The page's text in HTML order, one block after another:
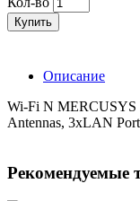
Купить
Описание
Wi-Fi N MERCUSYS
Antennas, 3xLAN
Рекомендуемые